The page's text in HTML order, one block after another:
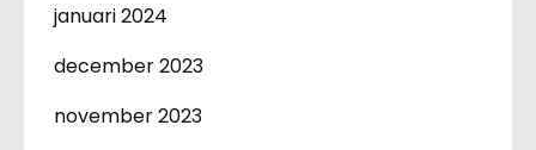
januari 2024
december 2023
november 2023